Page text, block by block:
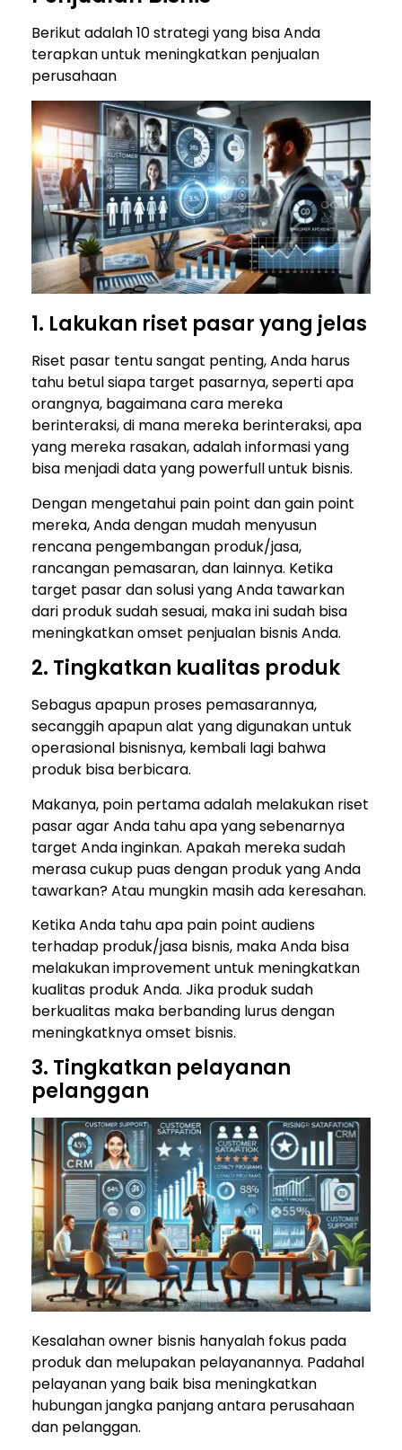
Berikut adalah 10 strategi yang bisa Anda
terapkan untuk meningkatkan penjualan
perusahaan
1. Lakukan riset pasar yang jelas
Riset pasar tentu sangat penting, Anda harus
tahu betul siapa target pasarnya, seperti apa
orangnya, bagaimana cara mereka
berinteraksi, di mana mereka berinteraksi, apa
yang mereka rasakan, adalah informasi yang
bisa menjadi data yang powerfull untuk bisnis.
Dengan mengetahui pain point dan gain point
mereka, Anda dengan mudah menyusun
rencana pengembangan produk/jasa,
rancangan pemasaran, dan lainnya. Ketika
target pasar dan solusi yang Anda tawarkan
dari produk sudah sesuai, maka ini sudah bisa
meningkatkan omset penjualan bisnis Anda.
2. Tingkatkan kualitas produk
Sebagus apapun proses pemasarannya,
secanggih apapun alat yang digunakan untuk
operasional bisnisnya, kembali lagi bahwa
produk bisa berbicara.
Makanya, poin pertama adalah melakukan riset
pasar agar Anda tahu apa yang sebenarnya
target Anda inginkan. Apakah mereka sudah
merasa cukup puas dengan produk yang Anda
tawarkan? Atau mungkin masih ada keresahan.
Ketika Anda tahu apa pain point audiens
terhadap produk/jasa bisnis, maka Anda bisa
melakukan improvement untuk meningkatkan
kualitas produk Anda. Jika produk sudah
berkualitas maka berbanding lurus dengan
meningkatknya omset bisnis.
3. Tingkatkan pelayanan
pelanggan
Kesalahan owner bisnis hanyalah fokus pada
produk dan melupakan pelayanannya. Padahal
pelayanan yang baik bisa meningkatkan
hubungan jangka panjang antara perusahaan
dan pelanggan.